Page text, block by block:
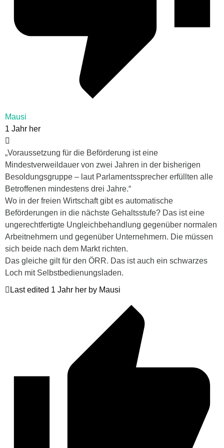
Mausi
1 Jahr her
„Voraussetzung für die Beförderung ist eine
Mindestverweildauer von zwei Jahren in der bisherigen
Besoldungsgruppe – laut Parlamentssprecher erfüllten alle
Betroffenen mindestens drei Jahre.“
Wo in der freien Wirtschaft gibt es automatische
Beförderungen in die nächste Gehaltsstufe? Das ist eine
ungerechtfertigte Ungleichbehandlung gegenüber normalen
Arbeitnehmern und gegenüber Unternehmern. Die müssen
sich beide nach dem Markt richten.
Das gleiche gilt für den ÖRR. Das ist auch ein schwarzes
Loch mit Selbstbedienungsladen.
Last edited 1 Jahr her by Mausi